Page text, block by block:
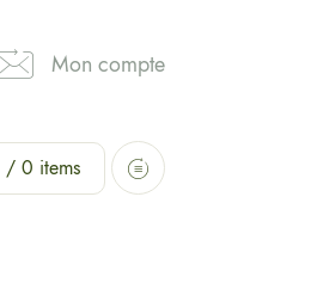
Mon compte
/ 0 items